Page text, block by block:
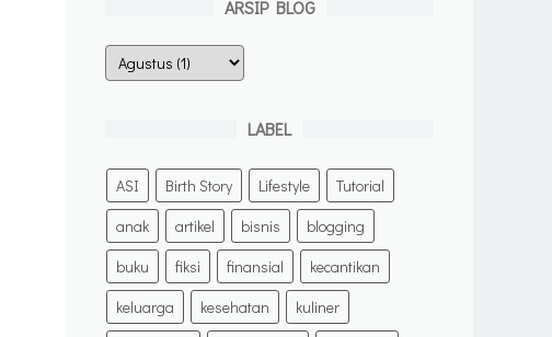
ARSIP BLOG
LABEL
ASI Birth Story Lifestyle
Tutorial
anak
artikel bisnis
blogging
buku
fiksi finansial
kecantikan
keluarga
kesehatan
kuliner